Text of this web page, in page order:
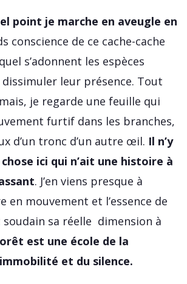
point je marche en aveugle en
conscience de ce cache-cache
s’adonnent les espèces
leur présence. Tout
je regarde une feuille qui
furtif dans les branches,
d’un tronc d’un autre œil. Il n’y
ici qui n’ait une histoire à
. J’en viens presque à
en mouvement et l’essence de
soudain sa réelle dimension à
est une école de la
et du silence.